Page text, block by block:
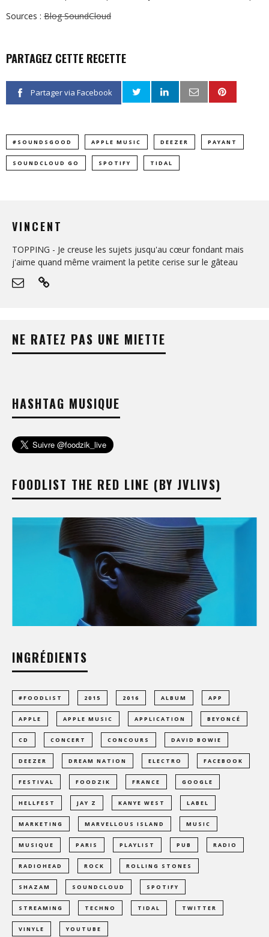
Sources : Blog SoundCloud
PARTAGEZ CETTE RECETTE
Partager via Facebook
#SOUNDSGOOD APPLE MUSIC DEEZER PAYANT
SOUNDCLOUD GO SPOTIFY TIDAL
VINCENT
TOPPING - Je creuse les sujets jusqu'au cœur fondant mais
j'aime quand même vraiment la petite cerise sur le gâteau
NE RATEZ PAS UNE MIETTE
HASHTAG MUSIQUE
FOODLIST THE RED LINE (BY JVLIVS)
INGRÉDIENTS
#FOODLIST 2015 2016 ALBUM APP
APPLE APPLE MUSIC APPLICATION BEYONCÉ
CD CONCERT CONCOURS DAVID BOWIE
DEEZER DREAM NATION ELECTRO FACEBOOK
FESTIVAL FOODZIK FRANCE GOOGLE
HELLFEST JAY Z KANYE WEST LABEL
MARKETING MARVELLOUS ISLAND MUSIC
MUSIQUE PARIS PLAYLIST PUB RADIO
RADIOHEAD ROCK ROLLING STONES
SHAZAM SOUNDCLOUD SPOTIFY
STREAMING TECHNO TIDAL TWITTER
VINYLE YOUTUBE